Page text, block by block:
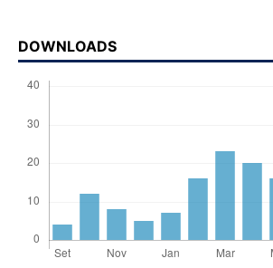
DOWNLOADS